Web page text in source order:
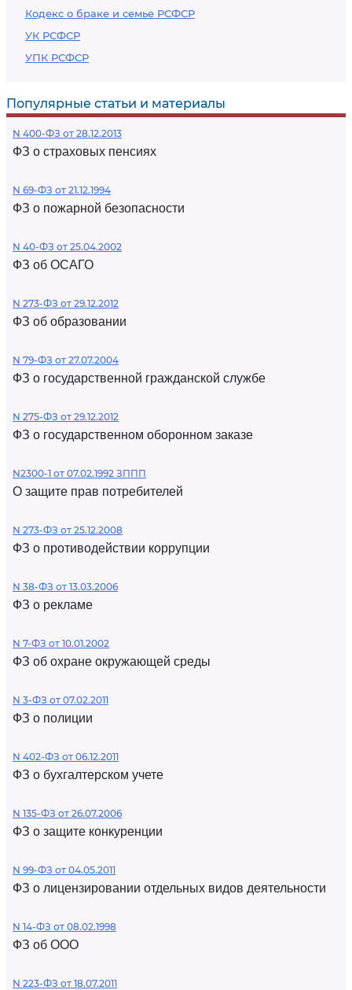
Кодекс о браке и семье РСФСР
УК РСФСР
УПК РСФСР
Популярные статьи и материалы
N 400-ФЗ от 28.12.2013
ФЗ о страховых пенсиях
N 69-ФЗ от 21.12.1994
ФЗ о пожарной безопасности
N 40-ФЗ от 25.04.2002
ФЗ об ОСАГО
N 273-ФЗ от 29.12.2012
ФЗ об образовании
N 79-ФЗ от 27.07.2004
ФЗ о государственной гражданской службе
N 275-ФЗ от 29.12.2012
ФЗ о государственном оборонном заказе
N2300-1 от 07.02.1992 ЗППП
О защите прав потребителей
N 273-ФЗ от 25.12.2008
ФЗ о противодействии коррупции
N 38-ФЗ от 13.03.2006
ФЗ о рекламе
N 7-ФЗ от 10.01.2002
ФЗ об охране окружающей среды
N 3-ФЗ от 07.02.2011
ФЗ о полиции
N 402-ФЗ от 06.12.2011
ФЗ о бухгалтерском учете
N 135-ФЗ от 26.07.2006
ФЗ о защите конкуренции
N 99-ФЗ от 04.05.2011
ФЗ о лицензировании отдельных видов деятельности
N 14-ФЗ от 08.02.1998
ФЗ об ООО
N 223-ФЗ от 18.07.2011